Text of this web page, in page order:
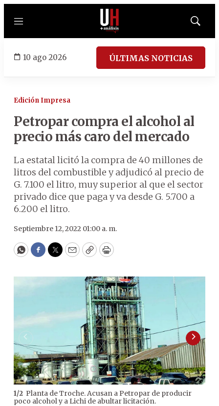
Menú
Mostrar
10 ago 2026 ÚLTIMAS NOTICIAS
Edición Impresa
Petropar compra el alcohol al
precio más caro del mercado
La estatal licitó la compra de 40 millones de
litros del combustible y adjudicó al precio de
G. 7.100 el litro, muy superior al que el sector
privado dice que paga y va desde G. 5.700 a
6.200 el litro.
Septiembre 12, 2022 01:00 a. m.
WhatsApp
Facebook
Twitter
EmailCopyPrint
1/2 Planta de Troche. Acusan a Petropar de producir
poco alcohol y a Lichi de abultar licitación.